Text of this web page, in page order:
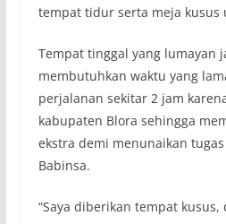
tempat tidur serta meja kusus
Tempat tinggal yang lumayan
membutuhkan waktu yang
perjalanan sekitar 2 jam
kabupaten Blora sehingga
ekstra demi menunaikan
Babinsa.
“Saya diberikan tempat